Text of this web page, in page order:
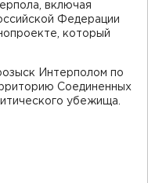
включая
Федерации
который
Интерполом по
Соединенных
убежища.